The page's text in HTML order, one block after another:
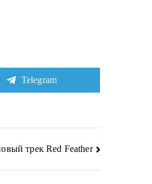
Share
Telegram
трек Red Feather